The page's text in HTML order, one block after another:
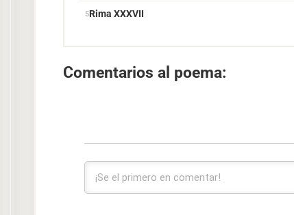
Rima XXXVII
Comentarios al poema: